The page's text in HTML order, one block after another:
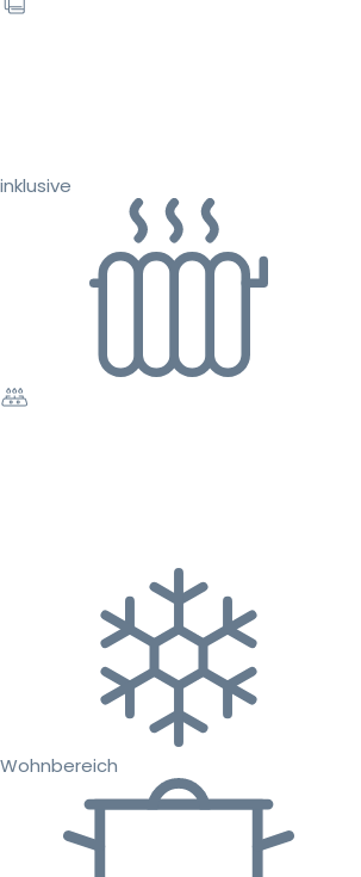
inklusive
Wohnbereich